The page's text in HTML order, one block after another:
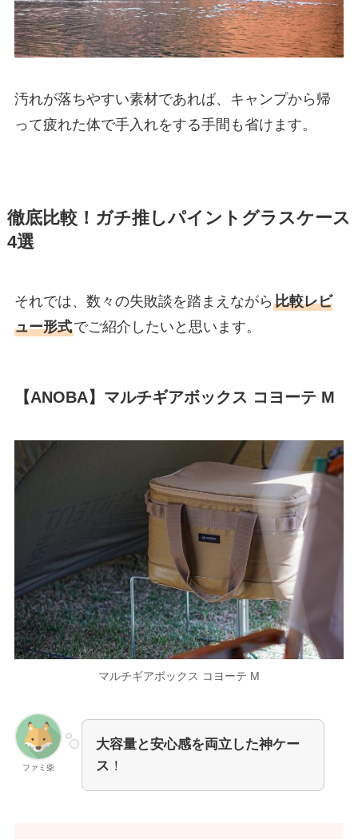
汚れが落ちやすい素材であれば、キャンプから帰
って疲れた体で手入れをする手間も省けます。
徹底比較！ガチ推しパイントグラスケース
4選
それでは、数々の失敗談を踏まえながら 比較レビ
ュー形式でご紹介したいと思います。
【ANOBA】マルチギアボックス コヨーテ M
マルチギアボックス コヨーテ M
ファミ柴
大容量と安心感を両立した神ケー
ス ！